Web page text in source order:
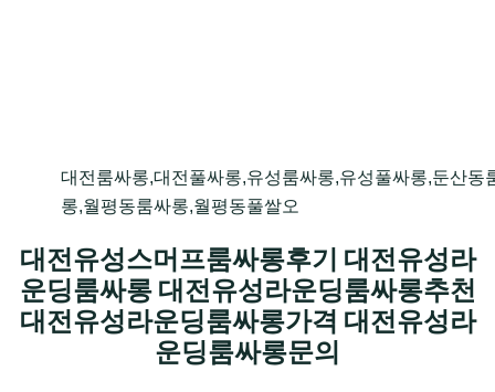
대전룸싸롱,대전풀싸롱,유성룸싸롱,유성풀싸롱,둔산동
롱,월평동룸싸롱,월평동풀쌀오
대전유성스머프룸싸롱후기 대전유성라
운딩룸싸롱 대전유성라운딩룸싸롱추천
대전유성라운딩룸싸롱가격 대전유성라
운딩룸싸롱문의